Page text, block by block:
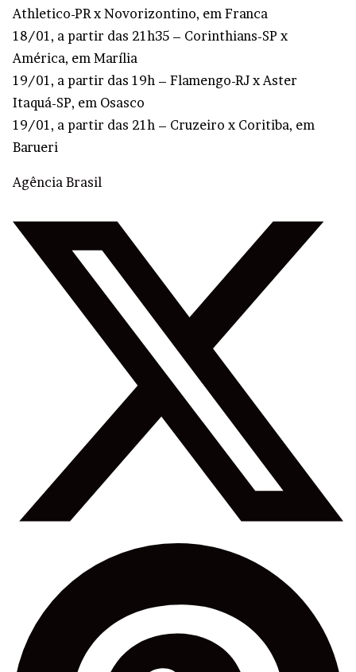
Athletico-PR x Novorizontino, em Franca
18/01, a partir das 21h35 – Corinthians-SP x
América, em Marília
19/01, a partir das 19h – Flamengo-RJ x Aster
Itaquá-SP, em Osasco
19/01, a partir das 21h – Cruzeiro x Coritiba, em
Barueri
Agência Brasil